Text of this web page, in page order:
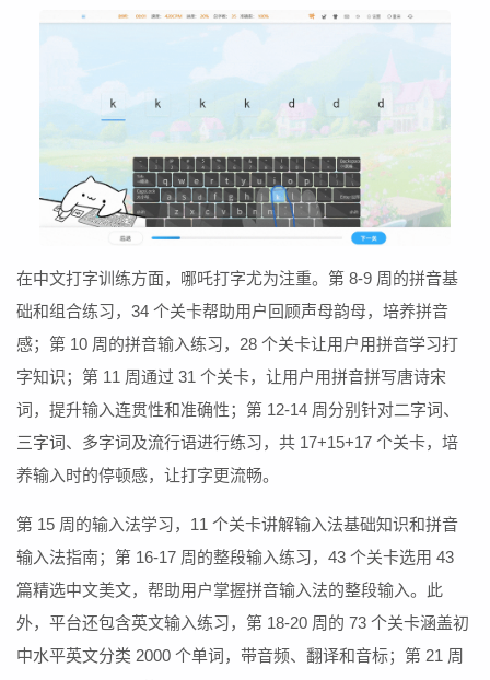
在中文打字训练方面，哪吒打字尤为注重。第 8-9 周的拼音基
础和组合练习，34 个关卡帮助用户回顾声母韵母，培养拼音
感；第 10 周的拼音输入练习，28 个关卡让用户用拼音学习打
字知识；第 11 周通过 31 个关卡，让用户用拼音拼写唐诗宋
词，提升输入连贯性和准确性；第 12-14 周分别针对二字词、
三字词、多字词及流行语进行练习，共 17+15+17 个关卡，培
养输入时的停顿感，让打字更流畅。
第 15 周的输入法学习，11 个关卡讲解输入法基础知识和拼音
输入法指南；第 16-17 周的整段输入练习，43 个关卡选用 43
篇精选中文美文，帮助用户掌握拼音输入法的整段输入。此
外，平台还包含英文输入练习，第 18-20 周的 73 个关卡涵盖初
中水平英文分类 2000 个单词，带音频、翻译和音标；第 21 周